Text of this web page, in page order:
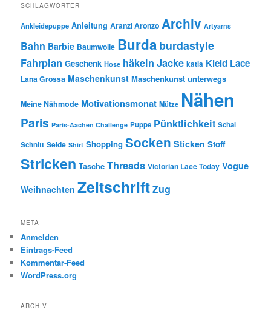
SCHLAGWÖRTER
Ankleidepuppe Anleitung Aranzi Aronzo Archiv Artyarns
Bahn Barbie Baumwolle Burda burdastyle
Fahrplan Geschenk Hose häkeln Jacke katia Kleid Lace
Lana Grossa Maschenkunst Maschenkunst unterwegs
Meine Nähmode Motivationsmonat Mütze Nähen
Paris Paris-Aachen Challenge Puppe Pünktlichkeit Schal
Schnitt Seide Shirt Shopping Socken Sticken Stoff
Stricken Tasche Threads Victorian Lace Today Vogue
Weihnachten ZeitschriftZug
META
Anmelden
Eintrags-Feed
Kommentar-Feed
WordPress.org
ARCHIV